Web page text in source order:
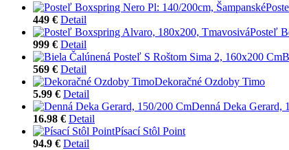
449 € Detail
Posteľ
999 € Detail
569 € Detail
Dekoračné Ozdoby Timo
5.99 € Detail
Denná Deka Gerard,
16.98 € Detail
Písací Stôl Point
94.9 € Detail